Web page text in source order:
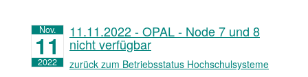
Nov.
11
2022
11.11.2022 - OPAL - Node 7 und 8
nicht verfügbar
zurück zum Betriebsstatus Hochschulsysteme